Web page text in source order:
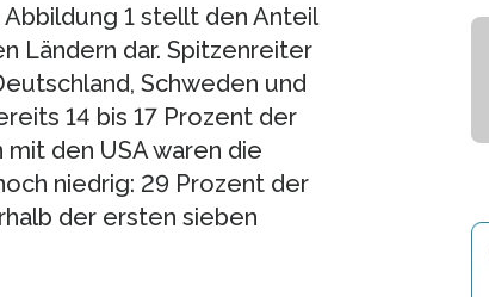
1 stellt den Anteil
Ländern dar. Spitzenreiter
Schweden und
14 bis 17 Prozent der
mit den USA waren die
niedrig: 29 Prozent der
der ersten sieben